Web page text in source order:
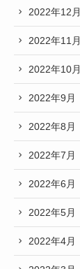
2022年12月
2022年11月
2022年10月
2022年9月
2022年8月
2022年7月
2022年6月
2022年5月
2022年4月